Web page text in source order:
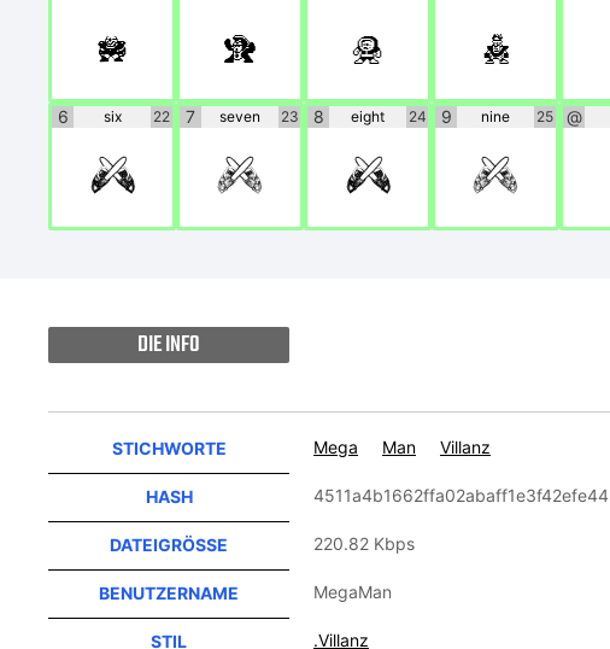
d e f g
6 six 22
6
7 seven 23
7
8 eight 24
8
9 nine 25
9
@
DIE INFO
STICHWORTE Mega Man Villanz
HASH 4511a4b1662ffa02abaff1e3f42efe44
DATEIGRÖSSE 220.82 Kbps
BENUTZERNAME MegaMan
STIL .Villanz